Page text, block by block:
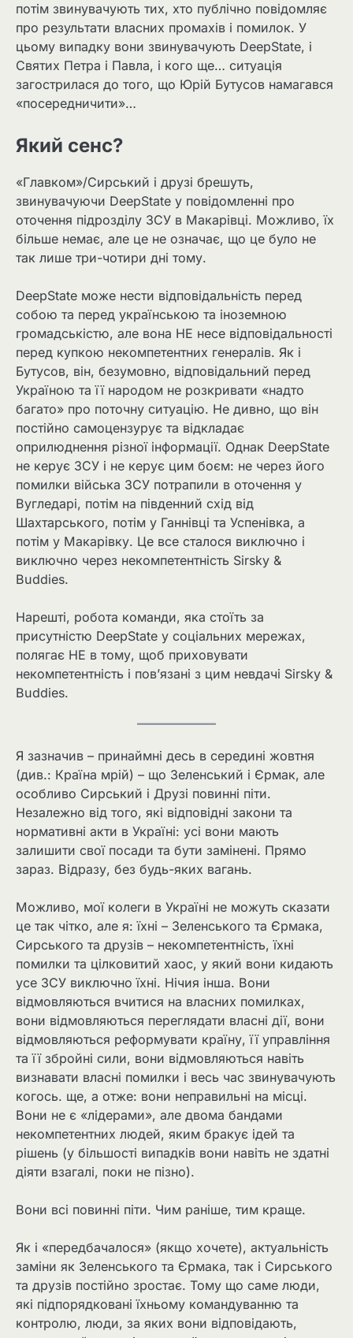
потім звинувачують тих, хто публічно повідомляє
про результати власних промахів і помилок. У
цьому випадку вони звинувачують DeepState, і
Святих Петра і Павла, і кого ще… ситуація
загострилася до того, що Юрій Бутусов намагався
«посередничити»…
Який сенс?
«Главком»/Сирський і друзі брешуть,
звинувачуючи DeepState у повідомленні про
оточення підрозділу ЗСУ в Макарівці. Можливо, їх
більше немає, але це не означає, що це було не
так лише три-чотири дні тому.
DeepState може нести відповідальність перед
собою та перед українською та іноземною
громадськістю, але вона НЕ несе відповідальності
перед купкою некомпетентних генералів. Як і
Бутусов, він, безумовно, відповідальний перед
Україною та її народом не розкривати «надто
багато» про поточну ситуацію. Не дивно, що він
постійно самоцензурує та відкладає
оприлюднення різної інформації. Однак DeepState
не керує ЗСУ і не керує цим боєм: не через його
помилки війська ЗСУ потрапили в оточення у
Вугледарі, потім на південний схід від
Шахтарського, потім у Ганнівці та Успенівка, а
потім у Макарівку. Це все сталося виключно і
виключно через некомпетентність Sirsky &
Buddies.
Нарешті, робота команди, яка стоїть за
присутністю DeepState у соціальних мережах,
полягає НЕ в тому, щоб приховувати
некомпетентність і пов’язані з цим невдачі Sirsky &
Buddies.
Я зазначив – принаймні десь в середині жовтня
(див.: Країна мрій) – що Зеленський і Єрмак, але
особливо Сирський і Друзі повинні піти.
Незалежно від того, які відповідні закони та
нормативні акти в Україні: усі вони мають
залишити свої посади та бути замінені. Прямо
зараз. Відразу, без будь-яких вагань.
Можливо, мої колеги в Україні не можуть сказати
це так чітко, але я: їхні – Зеленського та Єрмака,
Сирського та друзів – некомпетентність, їхні
помилки та цілковитий хаос, у який вони кидають
усе ЗСУ виключно їхні. Нічия інша. Вони
відмовляються вчитися на власних помилках,
вони відмовляються переглядати власні дії, вони
відмовляються реформувати країну, її управління
та її збройні сили, вони відмовляються навіть
визнавати власні помилки і весь час звинувачують
когось. ще, а отже: вони неправильні на місці.
Вони не є «лідерами», але двома бандами
некомпетентних людей, яким бракує ідей та
рішень (у більшості випадків вони навіть не здатні
діяти взагалі, поки не пізно).
Вони всі повинні піти. Чим раніше, тим краще.
Як і «передбачалося» (якщо хочете), актуальність
заміни як Зеленського та Єрмака, так і Сирського
та друзів постійно зростає. Тому що саме люди,
які підпорядковані їхньому командуванню та
контролю, люди, за яких вони відповідають,